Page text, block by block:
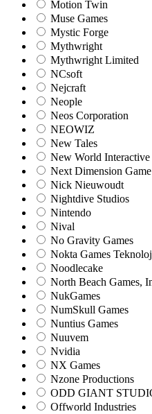
Motion Twin
Muse Games
Mystic Forge
Mythwright
Mythwright Limited
NCsoft
Nejcraft
Neople
Neos Corporation
NEOWIZ
New Tales
New World Interactive
Next Dimension
Nick Nieuwoudt
Nightdive Studios
Nintendo
Nival
No Gravity Games
Nokta Games
Noodlecake
North Beach Games,
NukGames
NumSkull Games
Nuntius Games
Nuuvem
Nvidia
NX Games
Nzone Productions
ODD GIANT
Offworld Industries